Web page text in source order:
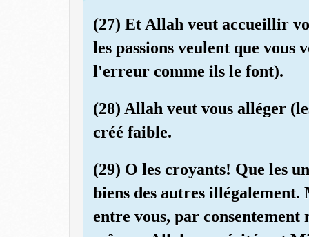
(27) Et Allah veut accueillir
les passions veulent que
l'erreur comme ils le font).
(28) Allah veut vous alléger
créé faible.
(29) O les croyants! Que les
biens des autres
entre vous, par consentement